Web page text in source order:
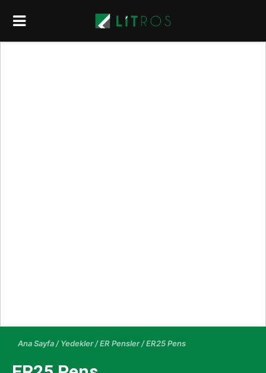
Ana Sayfa/Yedekler/ER Pensler/ ER25 Pens